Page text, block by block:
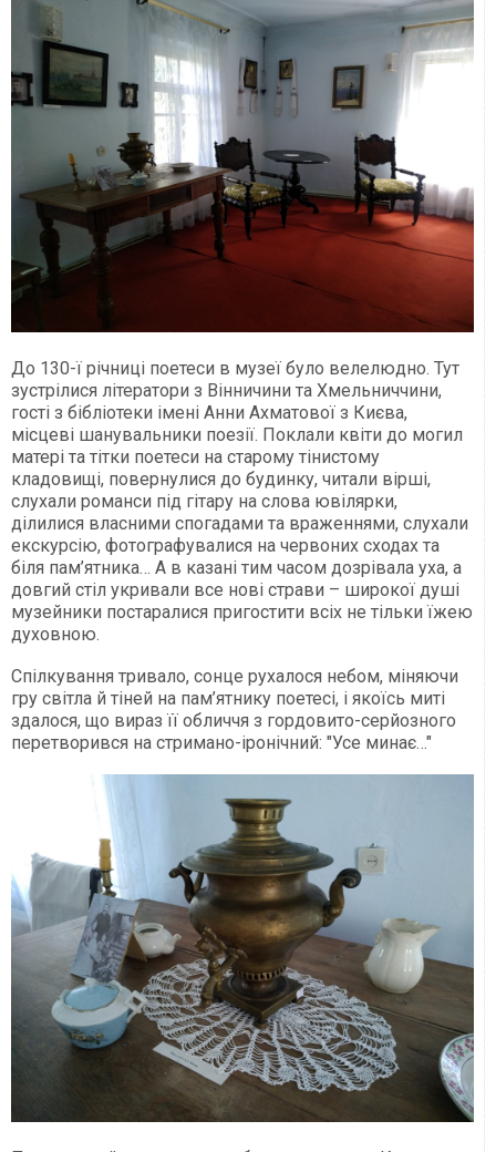
До 130-ї річниці поетеси в музеї було велелюдно. Тут
зустрілися літератори з Вінничини та Хмельниччини,
гості з бібліотеки імені Анни Ахматової з Києва,
місцеві шанувальники поезії. Поклали квіти до могил
матері та тітки поетеси на старому тінистому
кладовищі, повернулися до будинку, читали вірші,
слухали романси під гітару на слова ювілярки,
ділилися власними спогадами та враженнями, слухали
екскурсію, фотографувалися на червоних сходах та
біля пам’ятника… А в казані тим часом дозрівала уха, а
довгий стіл укривали все нові страви – широкої душі
музейники постаралися пригостити всіх не тільки їжею
духовною.
Спілкування тривало, сонце рухалося небом, міняючи
гру світла й тіней на пам’ятнику поетесі, і якоїсь миті
здалося, що вираз її обличчя з гордовито-серйозного
перетворився на стримано-іронічний: "Усе минає…"